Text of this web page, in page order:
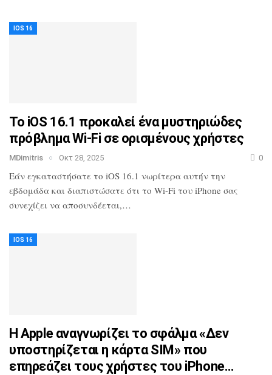
IOS 16
Το iOS 16.1 προκαλεί ένα μυστηριώδες
πρόβλημα Wi-Fi σε ορισμένους χρήστες
MDimitris Οκτ 28, 2025 0
Εάν εγκαταστήσατε το iOS 16.1 νωρίτερα αυτήν την
εβδομάδα και διαπιστώσατε ότι το Wi-Fi του iPhone σας
συνεχίζει να αποσυνδέεται,…
IOS 16
Η Apple αναγνωρίζει το σφάλμα «Δεν
υποστηρίζεται η κάρτα SIM» που
επηρεάζει τους χρήστες του iPhone…